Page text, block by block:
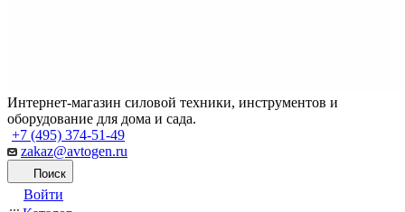
Интернет-магазин силовой техники, инструментов и
оборудование для дома и сада.
+7 (495) 374-51-49
zakaz@avtogen.ru
Поиск
Войти